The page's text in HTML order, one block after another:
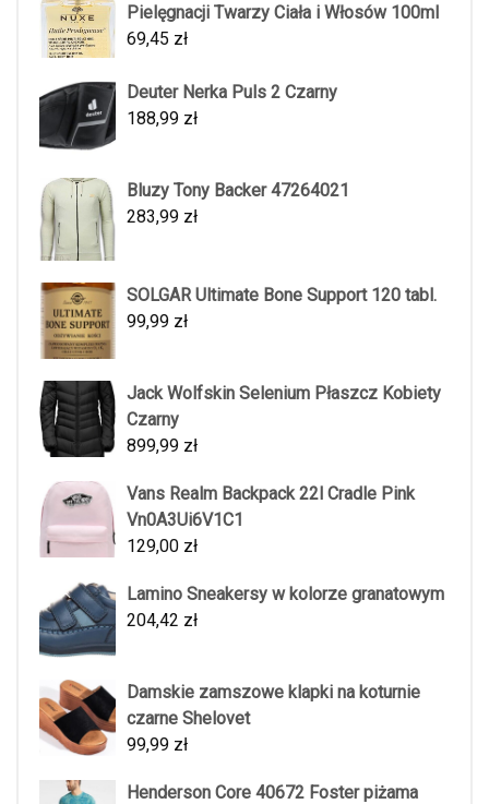
Pielęgnacji Twarzy Ciała i Włosów 100ml
69,45 zł
Deuter Nerka Puls 2 Czarny
188,99 zł
Bluzy Tony Backer 47264021
283,99 zł
SOLGAR Ultimate Bone Support 120 tabl.
99,99 zł
Jack Wolfskin Selenium Płaszcz Kobiety
Czarny
899,99 zł
Vans Realm Backpack 22l Cradle Pink
Vn0A3Ui6V1C1
129,00 zł
Lamino Sneakersy w kolorze granatowym
204,42 zł
Damskie zamszowe klapki na koturnie
czarne Shelovet
99,99 zł
Henderson Core 40672 Foster piżama